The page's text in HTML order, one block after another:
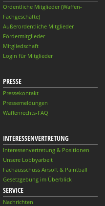
Ordentliche Mitglieder (Waffen-
Fachgeschäfte)
Außerordentliche Mitglieder
Fördermitglieder
Mitgliedschaft
Login für Mitglieder
PRESSE
Pressekontakt
Pressemeldungen
Waffenrechts-FAQ
INTERESSENVERTRETUNG
Interessenvertretung & Positionen
Unsere Lobbyarbeit
Fachausschuss Airsoft & Paintball
Gesetzgebung im Überblick
SERVICE
Nachrichten